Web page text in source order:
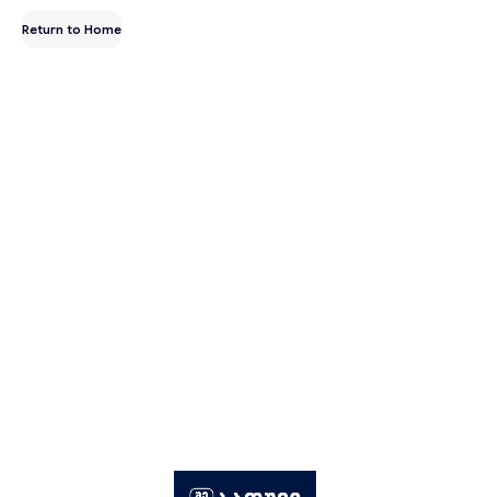
Return to Home